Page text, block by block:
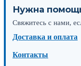
Нужна
Свяжитесь с нами,
Доставка и оплата
Контакты